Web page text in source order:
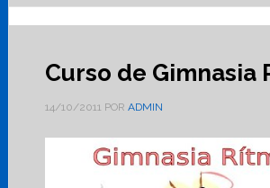
Curso de Gimnasia
14/10/2011 POR ADMIN